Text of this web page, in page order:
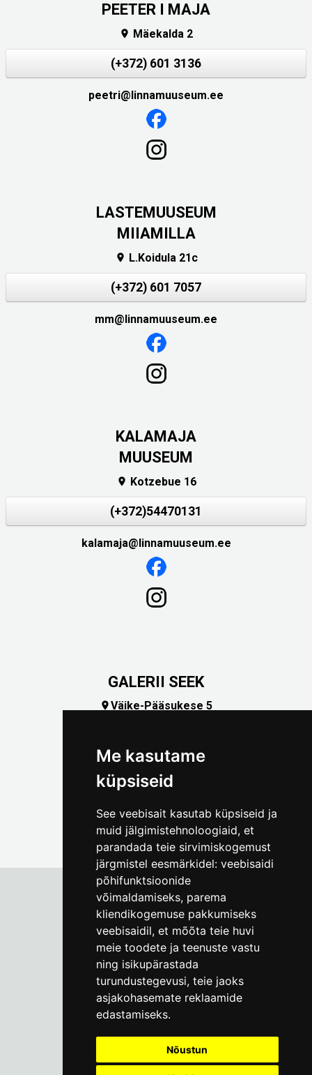
Me kasutame
küpsiseid
See veebisait kasutab küpsiseid ja
muid jälgimistehnoloogiaid, et
parandada teie sirvimiskogemust
järgmistel eesmärkidel: veebisaidi
põhifunktsioonide
võimaldamiseks, parema
kliendikogemuse pakkumiseks
veebisaidil, et mõõta teie huvi
meie toodete ja teenuste vastu
ning isikupärastada
turundustegevusi, teie jaoks
asjakohasemate reklaamide
edastamiseks.
Nõustun
PEETER I MAJA
 Mäekalda 2
(+372) 601 3136
peetri@linnamuuseum.ee
LASTEMUUSEUM
MIIAMILLA
 L.Koidula 21c
(+372) 601 7057
mm@linnamuuseum.ee
KALAMAJA
MUUSEUM
 Kotzebue 16
(+372)54470131
kalamaja@linnamuuseum.ee
GALERII SEEK
Väike-Pääsukese 5
Tallinna Linnamuuseum
Vene 17
E-R kell 9-17(+372) 610 4178
info@linnamuuseum.ee
Küpsisepoliitika